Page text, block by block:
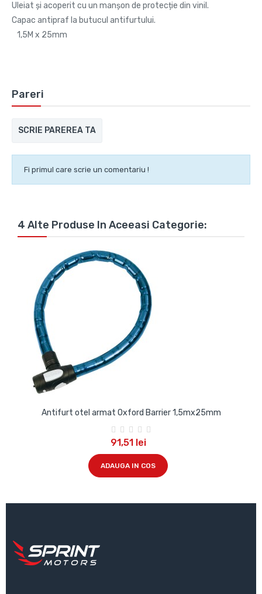
Uleiat și acoperit cu un manșon de protecție din vinil.
Capac antipraf la butucul antifurtului.
1,5M x 25mm
Pareri
SCRIE PAREREA TA
Fi primul care scrie un comentariu !
4 Alte Produse In Aceeasi Categorie:
Antifurt otel armat Oxford Barrier 1,5mx25mm
91,51 lei
ADAUGA IN COS